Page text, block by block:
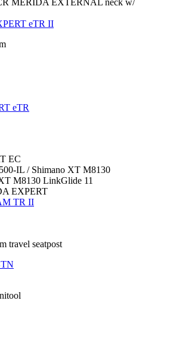
eTR II
eTR
EC
IL / Shimano XT M8130
M8130 LinkGlide 11
EXPERT
TR II
travel seatpost